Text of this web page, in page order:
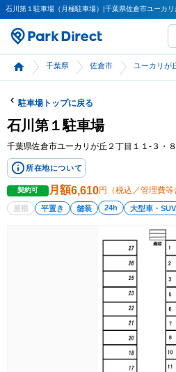
石川第１駐車場（月極駐車場）|千葉県佐倉市ユーカ
千葉県 佐倉市 ユーカリが
駐車場トップに戻る
石川第１駐車場
千葉県佐倉市ユーカリが丘２丁目１１-３・８
所在地について
契約可 月額6,610円（税込／管理費等
屋根 平置き 舗装 24h 大型車・SUV